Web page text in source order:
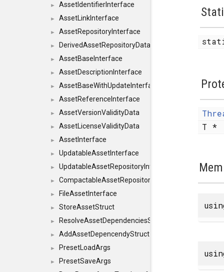
► AssetIdentifierInterface
► AssetLinkInterface
► AssetRepositoryInterface
► DerivedAssetRepositoryDataInterface
► AssetBaseInterface
► AssetDescriptionInterface
► AssetBaseWithUpdateInterface
► AssetReferenceInterface
► AssetVersionValidityData
► AssetLicenseValidityData
► AssetInterface
► UpdatableAssetInterface
► UpdatableAssetRepositoryInterface
► CompactableAssetRepositoryInterface
► FileAssetInterface
► StoreAssetStruct
► ResolveAssetDependenciesStruct
► AddAssetDepencendyStruct
► PresetLoadArgs
►
PresetSaveArgs
T *